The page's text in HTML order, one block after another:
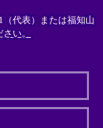
（代表）または福知山
い。